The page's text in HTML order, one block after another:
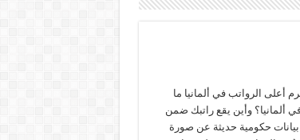
أعلى الرواتب في ألمانيا ما
ألمانيا؟ وأين يقع راتبك ضمن
حكومية حديثة عن صورة